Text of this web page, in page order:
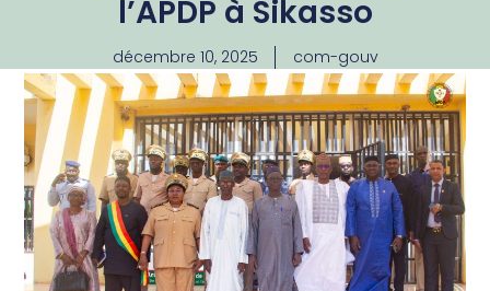
l’APDP à Sikasso
décembre 10, 2025 com-gouv